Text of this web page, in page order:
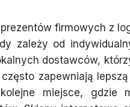
firmowych z
zależy od
dostawców,
zapewniają
miejsce, gdzie